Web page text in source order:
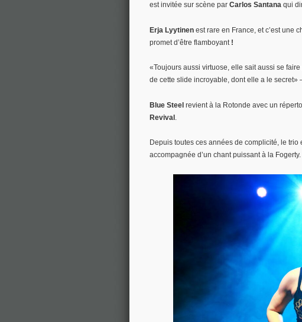
est invitée sur scène par Carlos Santana qui
Erja Lyytinen est rare en France, et c’est une
promet d’être flamboyant !
«Toujours aussi virtuose, elle sait aussi se
de cette slide incroyable, dont elle a le secret»
Blue Steel revient à la Rotonde avec un
Revival.
Depuis toutes ces années de complicité, le
accompagnée d’un chant puissant à la Fogerty.